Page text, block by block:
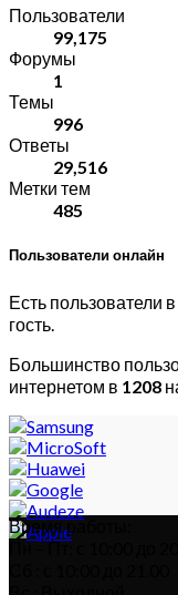
Пользователи
99,175
Форумы
1
Темы
996
Ответы
29,516
Метки тем
485
Пользователи онлайн
Есть пользователи в
гость.
Большинство
интернетом в 1208
Время работы:
Пн – Пт: с 10:00 до